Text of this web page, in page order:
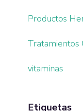
Productos
Tratamientos
vitaminas
Etiquetas